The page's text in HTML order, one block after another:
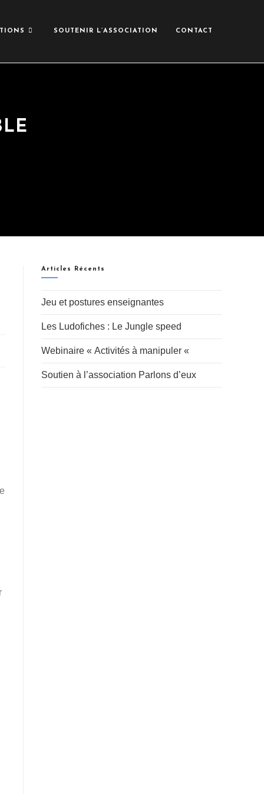
SOUTENIR L’ASSOCIATION CONTACT
Articles Récents
Jeu et postures enseignantes
Les Ludofiches : Le Jungle speed
Webinaire « Activités à manipuler «
Soutien à l’association Parlons d’eux